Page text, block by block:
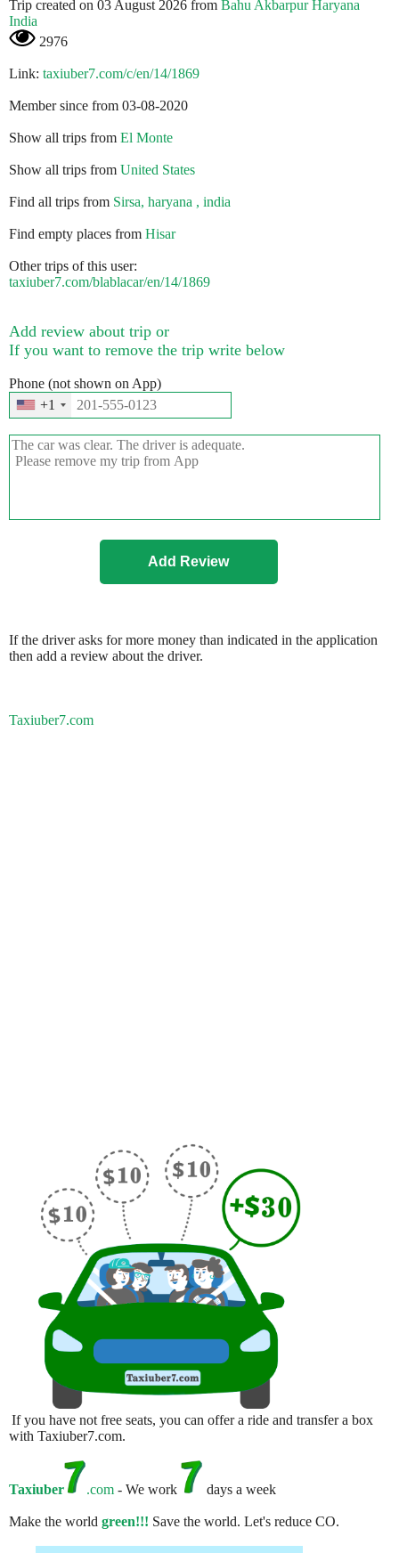
Trip created on 03 August 2026 from Bahu Akbarpur Haryana
India
2976
Link: taxiuber7.com/c/en/14/1869
Member since from 03-08-2020
Show all trips from El Monte
Show all trips from United States
Find all trips from Sirsa, haryana , india
Find empty places from Hisar
Other trips of this user:
taxiuber7.com/blablacar/en/14/1869
Add review about trip or
If you want to remove the trip write below
Phone (not shown on App)
+1
If the driver asks for more money than indicated in the application
then add a review about the driver.
Taxiuber7.com
If you have not free seats, you can offer a ride and transfer a box
with Taxiuber7.com.
Taxiuber .com - We work days a week
Make the world green!!! Save the world. Let's reduce CO.